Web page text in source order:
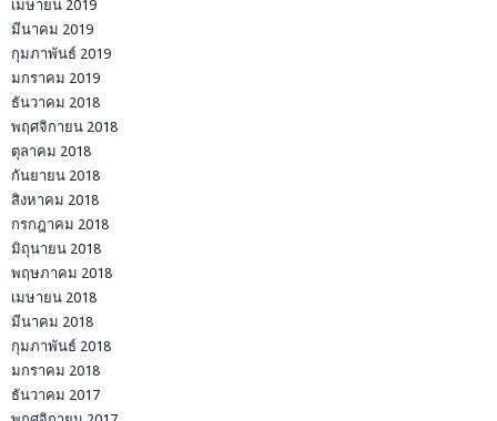
เมษายน 2019
มีนาคม 2019
กุมภาพันธ์ 2019
มกราคม 2019
ธันวาคม 2018
พฤศจิกายน 2018
ตุลาคม 2018
กันยายน 2018
สิงหาคม 2018
กรกฎาคม 2018
มิถุนายน 2018
พฤษภาคม 2018
เมษายน 2018
มีนาคม 2018
กุมภาพันธ์ 2018
มกราคม 2018
ธันวาคม 2017